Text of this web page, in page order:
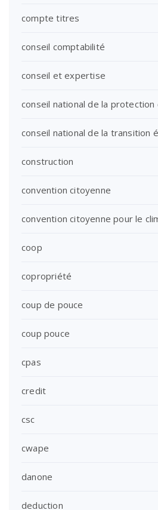
compte titres
conseil comptabilité
conseil et expertise
conseil national de la protection
conseil national de la transition
construction
convention citoyenne
convention citoyenne pour le
coop
copropriété
coup de pouce
coup pouce
cpas
credit
csc
cwape
danone
deduction